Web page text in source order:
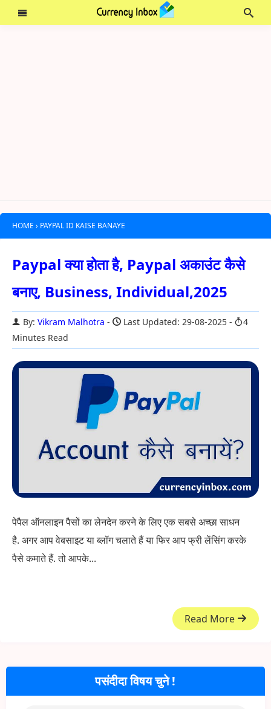
HOME › PAYPAL ID KAISE BANAYE
Paypal क्या होता है, Paypal अकाउंट कैसे
बनाए, Business, Individual,2025
By: Vikram Malhotra Last Updated: 29-08-2025
4
Minutes Read
पेपैल ऑनलाइन पैसों का लेनदेन करने के लिए एक सबसे अच्छा साधन
है. अगर आप वेबसाइट या ब्लॉग चलाते हैं या फिर आप फ्री लेंसिंग करके
पैसे कमाते हैं. तो आपके...
Read More
पसंदीदा विषय चुने !